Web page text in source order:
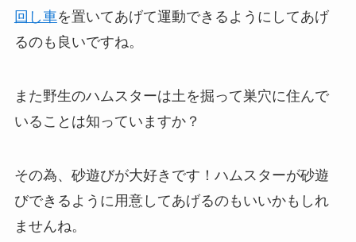
回し車を置いてあげて運動できるようにしてあげ
るのも良いですね。
また野生のハムスターは土を掘って巣穴に住んで
いることは知っていますか？
その為、砂遊びが大好きです！ハムスターが砂遊
びできるように用意してあげるのもいいかもしれ
ませんね。